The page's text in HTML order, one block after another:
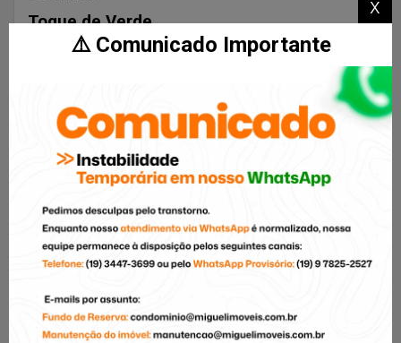
Toque de Verde
Não se esqueça das plantas! Mesmo em um
apartamento pequeno, é possível ter um pouco de
verde. Escolha espécies que se adaptem bem a
ambientes internos, como cactos e suculentas, e
crie um jardim vertical em sua varanda ou coloque
vasos suspensos. As plantas trazem vida e frescor
ao ambiente.
Aproveite a Varanda
Se o seu apartamento possui uma varanda
considerável, aproveite-a como extensão da sua
sala de estar. Integre os ambientes, nivelando o
piso e removendo a parede onde a porta é
instalada. Isso criará um espaço ampliado e
agradável para relaxar e receber visitas.
x
⚠️ Comunicado Importante